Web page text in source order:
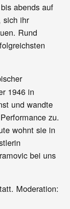
abends auf
sich ihr
Rund
1946 in
und wandte
zu.
wohnt sie in
bei uns
Moderation: